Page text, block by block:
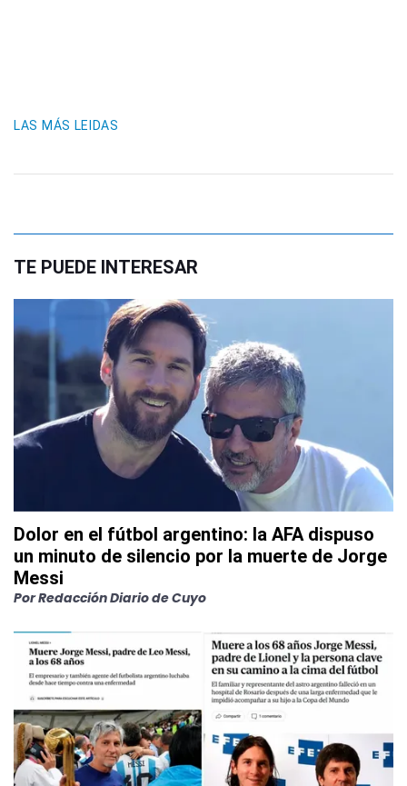
LAS MÁS LEIDAS
TE PUEDE INTERESAR
Dolor en el fútbol argentino: la AFA dispuso
un minuto de silencio por la muerte de Jorge
Messi
PorRedacción Diario de Cuyo